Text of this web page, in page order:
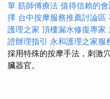
單 筋師傅療法 值得信賴的
擇 台中按摩服務推薦討論區
護理之家 頂樓漏水修復專家
證辦理指引 永和護理之家服
採用特殊的按摩手法，刺激
臟器官。